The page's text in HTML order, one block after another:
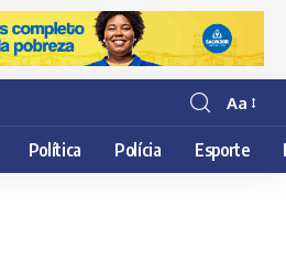
Resisor
de
fonte
Aa
Política Polícia Esporte